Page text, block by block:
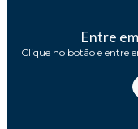
Entre
Clique no botão e entre